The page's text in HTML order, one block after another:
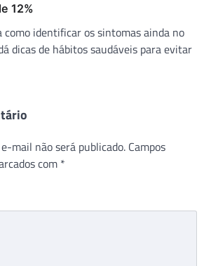
12%
como identificar os sintomas ainda no
dicas de hábitos saudáveis para evitar
mail não será publicado. Campos
com *